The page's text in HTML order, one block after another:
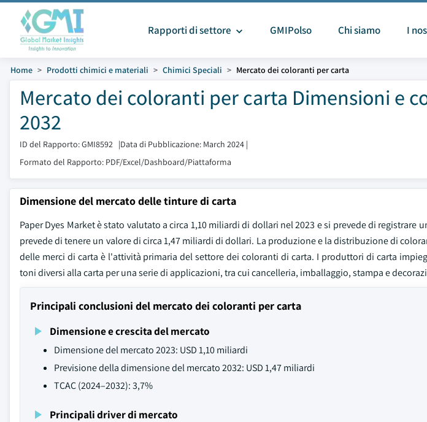
Rapporti di settore GMIPolso Chi siamo I
Home Prodotti chimici e materiali Chimici Speciali Mercato dei coloranti per carta
Mercato dei coloranti per carta Dimensioni e
2032
ID del Rapporto: GMI8592 |Data di Pubblicazione: March 2024 |
Formato del Rapporto: PDF/Excel/Dashboard/Piattaforma
Dimensione del mercato delle tinture di carta
Paper Dyes Market è stato valutato a circa 1,10 miliardi di dollari nel 2023 e si prevede di registrare
prevede di tenere un valore di circa 1,47 miliardi di dollari. La produzione e la distribuzione di
delle merci di carta è l'attività primaria del settore dei coloranti di carta. I produttori di carta
toni diversi alla carta per una serie di applicazioni, tra cui cancelleria, imballaggio, stampa e
Principali conclusioni del mercato dei coloranti per carta
Dimensione e crescita del mercato
Dimensione del mercato 2023: USD 1,10 miliardi
Previsione della dimensione del mercato 2032: USD 1,47 miliardi
TCAC (2024–2032): 3,7%
Principali driver di mercato